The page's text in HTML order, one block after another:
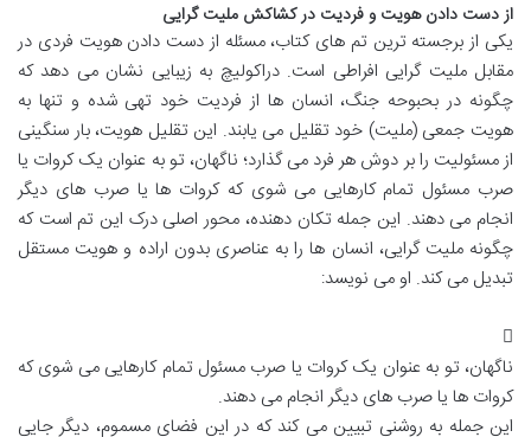
از دست دادن هویت و فردیت در کشاکش ملیت گرایی
یکی از برجسته ترین تم های کتاب، مسئله از دست دادن هویت فردی در
مقابل ملیت گرایی افراطی است. دراکولیچ به زیبایی نشان می دهد که
چگونه در بحبوحه جنگ، انسان ها از فردیت خود تهی شده و تنها به
هویت جمعی (ملیت) خود تقلیل می یابند. این تقلیل هویت، بار سنگینی
از مسئولیت را بر دوش هر فرد می گذارد؛ ناگهان، تو به عنوان یک کروات یا
صرب مسئول تمام کارهایی می شوی که کروات ها یا صرب های دیگر
انجام می دهند. این جمله تکان دهنده، محور اصلی درک این تم است که
چگونه ملیت گرایی، انسان ها را به عناصری بدون اراده و هویت مستقل
تبدیل می کند. او می نویسد:
ناگهان، تو به عنوان یک کروات یا صرب مسئول تمام کارهایی می شوی که
کروات ها یا صرب های دیگر انجام می دهند.
این جمله به روشنی تبیین می کند که در این فضای مسموم، دیگر جایی